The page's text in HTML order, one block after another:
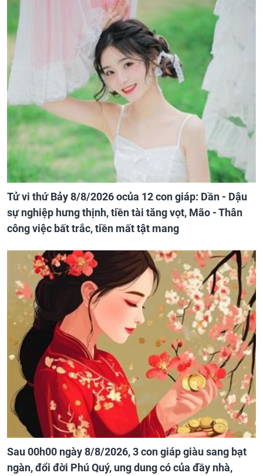
Tử vi thứ Bảy 8/8/2026 ocủa 12 con giáp: Dần - Dậu
sự nghiệp hưng thịnh, tiền tài tăng vọt, Mão - Thân
công việc bất trắc, tiền mất tật mang
Sau 00h00 ngày 8/8/2026, 3 con giáp giàu sang bạt
ngàn, đổi đời Phú Quý, ung dung có của đầy nhà,